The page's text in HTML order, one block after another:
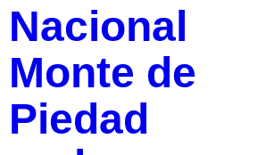
Nacional
Monte de
Piedad